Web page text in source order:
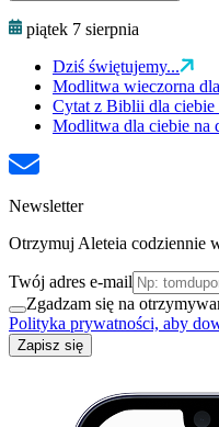
piątek 7 sierpnia
Dziś świętujemy...
Modlitwa wieczorna
Cytat z Biblii dla ciebie
Modlitwa dla ciebie na
Newsletter
Otrzymuj Aleteia codziennie
Twój adres e-mail
Zgadzam się na
Polityka prywatności, aby
Zapisz się